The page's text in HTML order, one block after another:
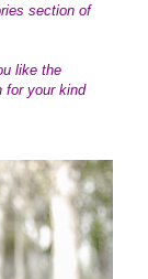
section of
like the
your kind